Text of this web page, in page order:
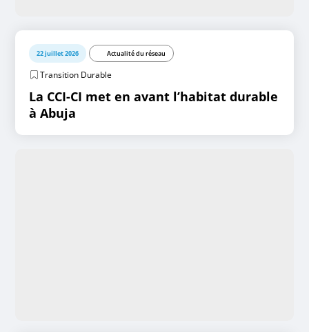
22 juillet 2026 Actualité du réseau
Transition Durable
La CCI-CI met en avant l’habitat durable
à Abuja